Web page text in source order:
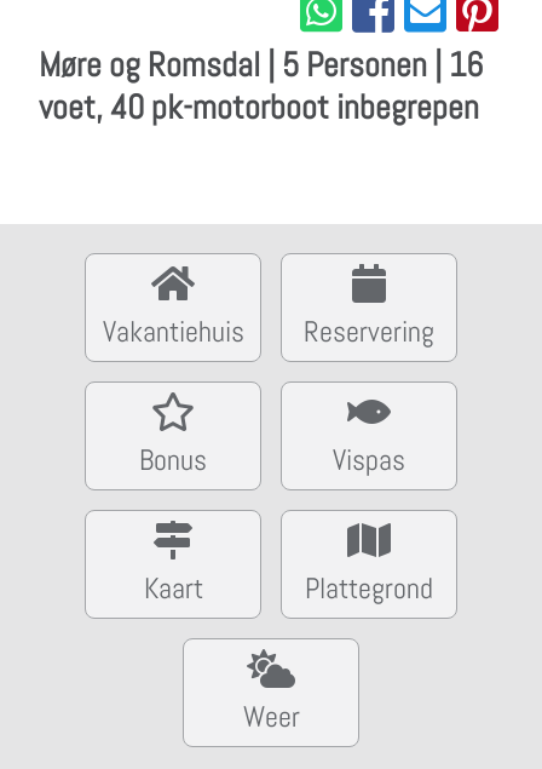
Møre og Romsdal | 5 Personen | 16
voet, 40 pk-motorboot inbegrepen
Vakantiehuis Reservering
Bonus Vispas
Kaart Plattegrond
Weer